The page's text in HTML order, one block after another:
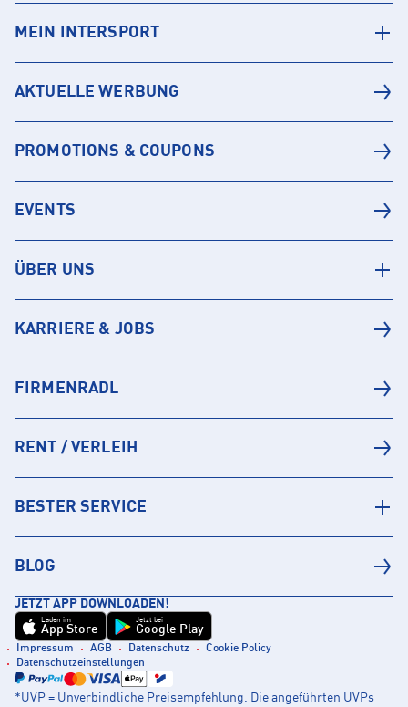
MEIN INTERSPORT
AKTUELLE WERBUNG
PROMOTIONS & COUPONS
EVENTS
ÜBER UNS
KARRIERE & JOBS
FIRMENRADL
RENT / VERLEIH
BESTER SERVICE
BLOG
JETZT APP DOWNLOADEN!
Laden im
App Store
Jetzt bei
Google Play
Impressum AGB Datenschutz
Cookie Policy
Datenschutzeinstellungen
*UVP = Unverbindliche Preisempfehlung. Die angeführten UVPs